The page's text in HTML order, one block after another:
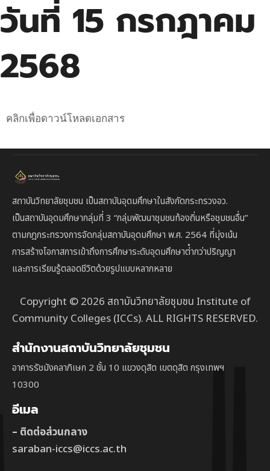
วันที่ 15 กรกฎาคม
2568
คลิกเพื่อดาวน์โหลดเอกสาร
สถาบันวิทยาลัยชุมชน เป็นสถาบันอุดมศึกษาในสังกัดกระทรวงอว.
เป็นสถาบันอุดมศึกษากลุ่มที่ 3 “กลุ่มพัฒนาชุมชนท้องถิ่นหรือชุมชนอื่น”
ตามกฎกระทรวงการจัดกลุ่มสถาบันอุดมศึกษา พ.ศ. 2564 ที่มุ่งเน้น
การสร้างโอกาสการเข้าถึงการศึกษาระดับอุดมศึกษาต่ํากว่าปริญญา
และการเรียนรู้ตลอดชีวิตด้วยรูปแบบหลากหลาย
Copyright © 2026 สถาบันวิทยาลัยชุมชน Institute of
Community Colleges (ICCs). ALL RIGHTS RESERVED.
สำนักงานสถาบันวิทยาลัยชุมชน
อาคารรัชมังคลาภิเษก 2 ชั้น 10 แขวงดุสิต เขตดุสิต กรุงเทพฯ
10300
อีเมล
– ติดต่อส่วนกลาง
saraban-iccs@iccs.ac.th